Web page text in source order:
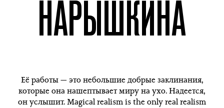
НАРЫШКИНА
Её работы — это небольшие добрые заклинания,
которые она нашептывает миру на ухо. Надеется,
он услышит. Magical realism is the only real realism